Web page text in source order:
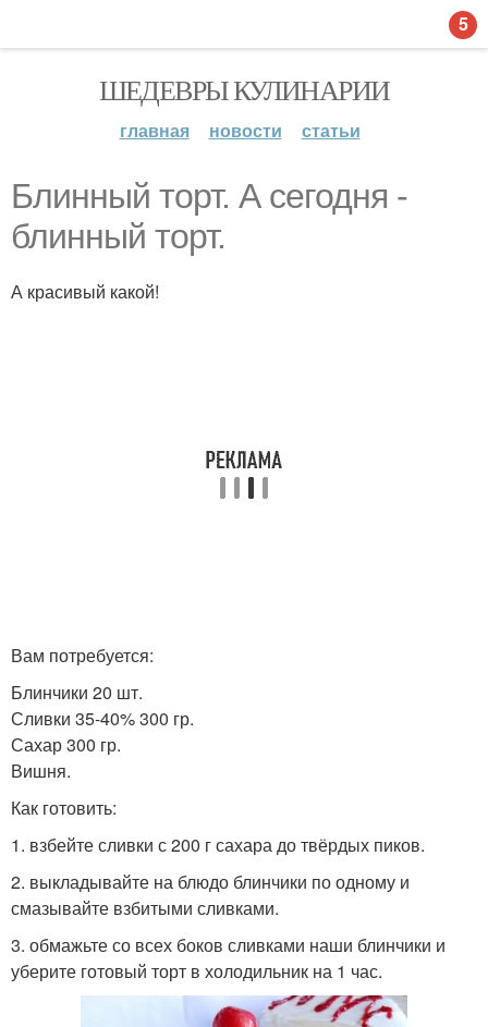
ШЕДЕВРЫ КУЛИНАРИИ
главная новости статьи
Блинный торт. А сегодня -
блинный торт.
А красивый какой!
Вам потребуется:
Блинчики 20 шт.
Сливки 35-40% 300 гр.
Сахар 300 гр.
Вишня.
Как готовить:
1. взбейте сливки с 200 г сахара до твёрдых пиков.
2. выкладывайте на блюдо блинчики по одному и
смазывайте взбитыми сливками.
3. обмажьте со всех боков сливками наши блинчики и
уберите готовый торт в холодильник на 1 час.
5